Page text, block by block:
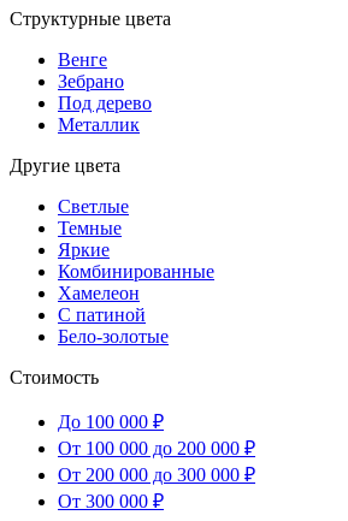
Структурные цвета
Венге
Зебрано
Под дерево
Металлик
Другие цвета
Светлые
Темные
Яркие
Комбинированные
Хамелеон
С патиной
Бело-золотые
Стоимость
До 100 000 ₽
От 100 000 до 200 000 ₽
От 200 000 до 300 000 ₽
От 300 000 ₽